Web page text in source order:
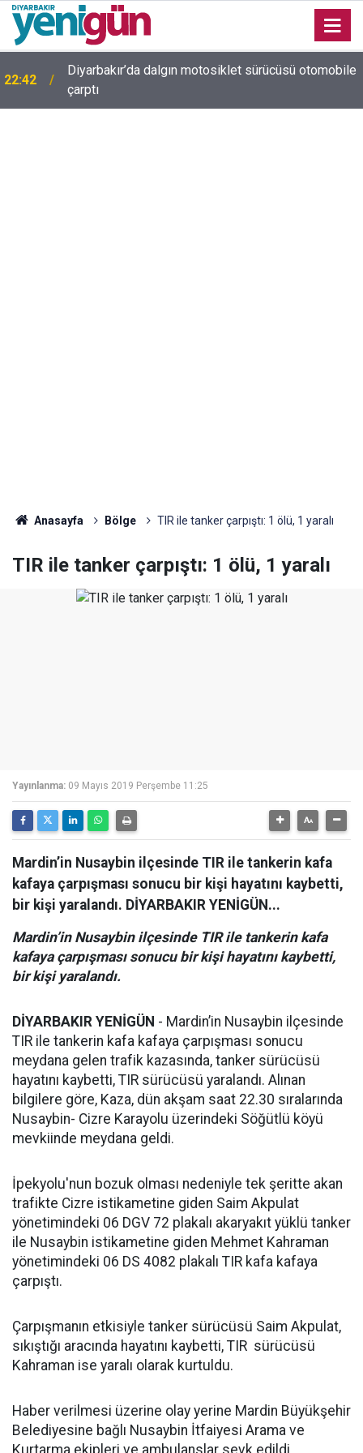
Diyarbakır’da dalgın motosiklet sürücüsü otomobile
çarptı
22:37
Diyarbakır trafiğinde şaşırtan görüntü: Dönüp dönüp
baktılar
Anasayfa Bölge TIR ile tanker çarpıştı: 1 ölü, 1 yaralı
TIR ile tanker çarpıştı: 1 ölü, 1 yaralı
Yayınlanma: 09 Mayıs 2019 Perşembe 11:25
Mardin’in Nusaybin ilçesinde TIR ile tankerin kafa
kafaya çarpışması sonucu bir kişi hayatını kaybetti,
bir kişi yaralandı. DİYARBAKIR YENİGÜN...
Mardin’in Nusaybin ilçesinde TIR ile tankerin kafa
kafaya çarpışması sonucu bir kişi hayatını kaybetti,
bir kişi yaralandı.
DİYARBAKIR YENİGÜN - Mardin’in Nusaybin ilçesinde
TIR ile tankerin kafa kafaya çarpışması sonucu
meydana gelen trafik kazasında, tanker sürücüsü
hayatını kaybetti, TIR sürücüsü yaralandı. Alınan
bilgilere göre, Kaza, dün akşam saat 22.30 sıralarında
Nusaybin- Cizre Karayolu üzerindeki Söğütlü köyü
mevkiinde meydana geldi.
İpekyolu'nun bozuk olması nedeniyle tek şeritte akan
trafikte Cizre istikametine giden Saim Akpulat
yönetimindeki 06 DGV 72 plakalı akaryakıt yüklü tanker
ile Nusaybin istikametine giden Mehmet Kahraman
yönetimindeki 06 DS 4082 plakalı TIR kafa kafaya
çarpıştı.
Çarpışmanın etkisiyle tanker sürücüsü Saim Akpulat,
sıkıştığı aracında hayatını kaybetti, TIR sürücüsü
Kahraman ise yaralı olarak kurtuldu.
Haber verilmesi üzerine olay yerine Mardin Büyükşehir
Belediyesine bağlı Nusaybin İtfaiyesi Arama ve
Kurtarma ekipleri ve ambulanslar sevk edildi.